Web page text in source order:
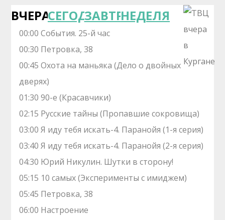
ВЧЕРАСЕГОДНЯЗАВТРАНЕДЕЛЯ
00:00 События. 25-й час
00:30 Петровка, 38
00:45 Охота на маньяка (Дело о двойных
дверях)
01:30 90-е (Красавчики)
02:15 Русские тайны (Пропавшие сокровища)
03:00 Я иду тебя искать-4. Паранойя (1-я серия)
03:40 Я иду тебя искать-4. Паранойя (2-я серия)
04:30 Юрий Никулин. Шутки в сторону!
05:15 10 самых (Эксперименты с имиджем)
05:45 Петровка, 38
06:00 Настроение